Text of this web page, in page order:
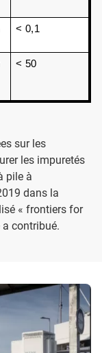
< 0,1
< 50
sur les
les impuretés
pile à
dans la
« frontiers for
a contribué.